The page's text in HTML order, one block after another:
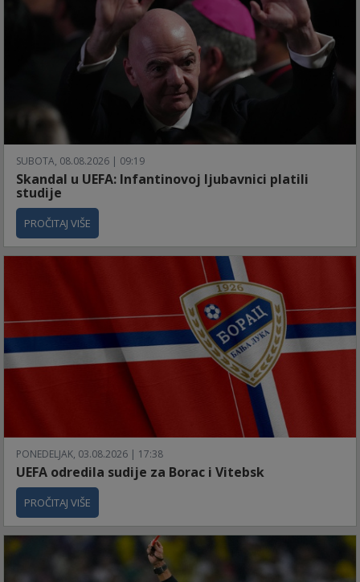
SUBOTA, 08.08.2026 | 09:19
Skandal u UEFA: Infantinovoj ljubavnici platili
studije
PROČITAJ VIŠE
PONEDELJAK, 03.08.2026 | 17:38
UEFA odredila sudije za Borac i Vitebsk
PROČITAJ VIŠE